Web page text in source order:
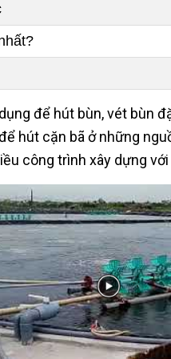
để hút bùn, vét bùn
hút cặn bã ở những
công trình xây dựng